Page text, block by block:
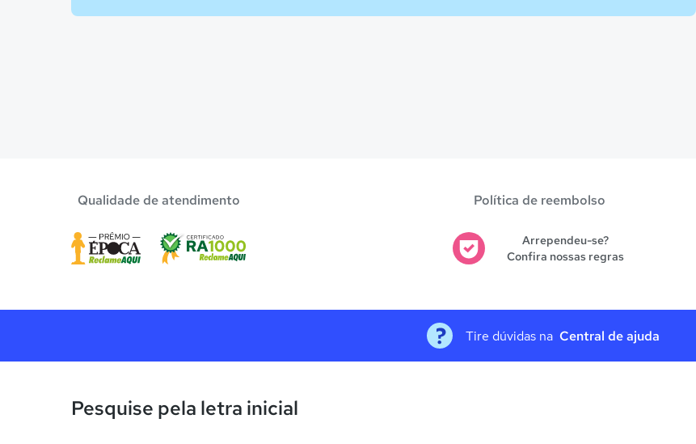
Qualidade de atendimento Política de reembolso
Arrependeu-se?
Confira nossas regras
Tire dúvidas na Central de ajuda
Pesquise pela letra inicial